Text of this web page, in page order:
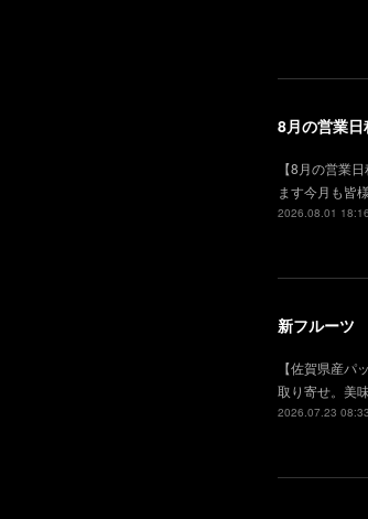
8月の営業日
【8月の営業
ます今月も皆
2026.08.01 18:16
新フルーツ
【佐賀県産
取り寄せ。美
2026.07.23 08:33